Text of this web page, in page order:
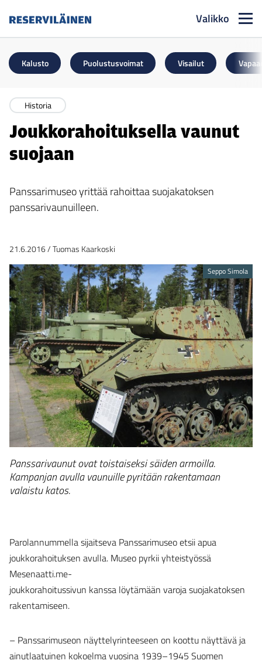
Valikko
Kalusto Puolustusvoimat Visailut
Historia
Joukkorahoituksella vaunut
suojaan
Panssarimuseo yrittää rahoittaa suojakatoksen
panssarivaunuilleen.
21.6.2016/Tuomas Kaarkoski
Seppo Simola
Panssarivaunut ovat toistaiseksi säiden armoilla.
Kampanjan avulla vaunuille pyritään rakentamaan
valaistu katos.
Parolannummella sijaitseva Panssarimuseo etsii apua
joukkorahoituksen avulla. Museo pyrkii yhteistyössä
Mesenaatti.me-
joukkorahoitussivun kanssa löytämään varoja suojakatoksen
rakentamiseen.
– Panssarimuseon näyttelyrinteeseen on koottu näyttävä ja
ainutlaatuinen kokoelma vuosina 1939–1945 Suomen